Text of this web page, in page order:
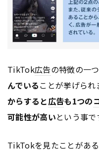
TikTok広告の特徴の一つ
んでいることが挙げられ
からすると広告も1つの
可能性が高いという事で
TikTokを見たことがあ